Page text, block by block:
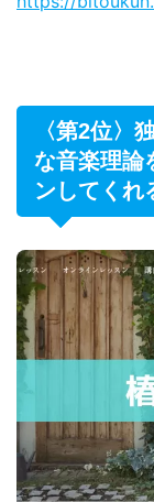
〈第2位〉
な音楽理論
ンしてくれ